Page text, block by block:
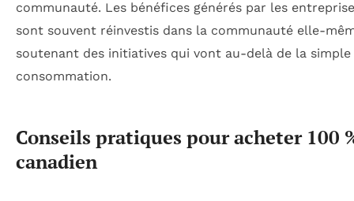
communauté. Les bénéfices générés par les
sont souvent réinvestis dans la communauté elle-
soutenant des initiatives qui vont au-delà de la simple
consommation.
Conseils pratiques pour acheter 100
canadien